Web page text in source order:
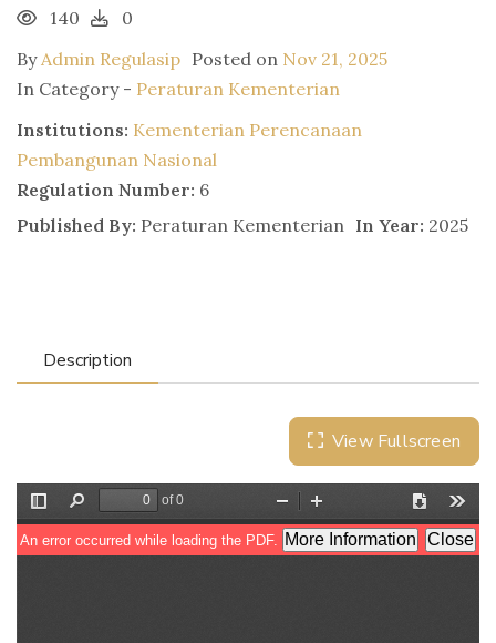
140
0
ByAdmin Regulasip Posted on Nov 21, 2025
In Category - Peraturan Kementerian
Institutions: Kementerian Perencanaan
Pembangunan Nasional
Regulation Number: 6
Published By: Peraturan Kementerian In Year: 2025
Description
View Fullscreen